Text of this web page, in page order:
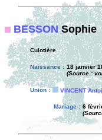
BESSONSophie
Culotière
Naissance : 18 janvier
(Source :
Union : VINCENT
Mariage : 6